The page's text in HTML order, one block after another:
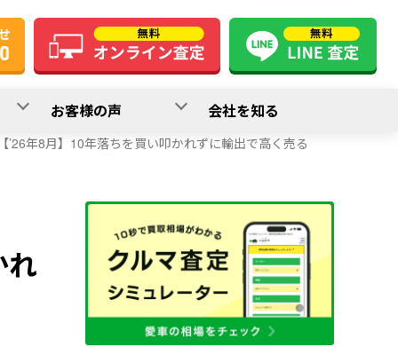
お客様の声 会社を知る
’26年8月】10年落ちを買い叩かれずに輸出で高く売る
れ